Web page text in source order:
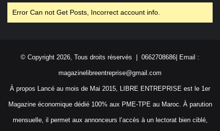
Error Can not Get Posts, Incorrect account info.
© Copyright 2026, Tous droits réservés | 0662708686| Email :
magazinelibreentreprise@gmail.com
À propos Lancé au mois de Mai 2015, LIBRE ENTREPRISE est le 1er
Magazine économique dédié 100% aux PME-TPE au Maroc. À parution
mensuelle, il permet aux annonceurs l’accès à un lectorat bien ciblé,